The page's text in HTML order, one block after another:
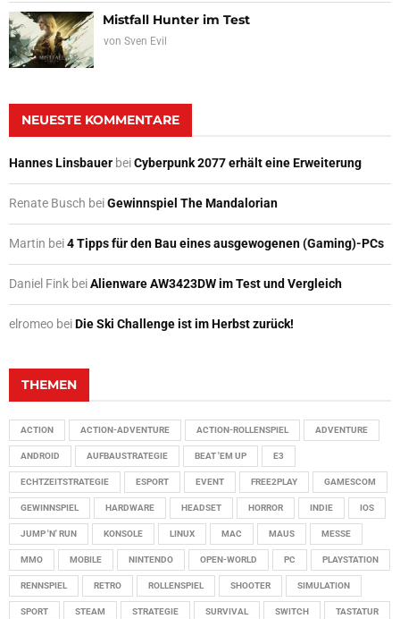
Mistfall Hunter im Test
von Sven Evil
NEUESTE KOMMENTARE
Hannes Linsbauer beiCyberpunk 2077 erhält eine Erweiterung
Renate Busch beiGewinnspiel The Mandalorian
Martin bei4 Tipps für den Bau eines ausgewogenen (Gaming)-PCs
Daniel Fink beiAlienware AW3423DW im Test und Vergleich
elromeo beiDie Ski Challenge ist im Herbst zurück!
THEMEN
ACTION ACTION-ADVENTURE ACTION-ROLLENSPIEL ADVENTURE
ANDROID AUFBAUSTRATEGIE BEAT 'EM UP E3
ECHTZEITSTRATEGIE ESPORT EVENT FREE2PLAY GAMESCOM
GEWINNSPIEL HARDWARE HEADSET HORROR INDIE IOS
JUMP 'N' RUN KONSOLE LINUX MAC MAUS MESSE
MMO MOBILE NINTENDO OPEN-WORLD PC PLAYSTATION
RENNSPIEL RETRO ROLLENSPIEL SHOOTER SIMULATION
SPORT STEAM STRATEGIE SURVIVAL SWITCH TASTATUR